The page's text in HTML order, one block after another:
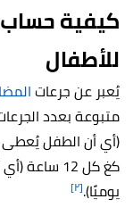
كيفية
للأطفال
يُعبر عن جرعات
كغ كل 12
يوميًا).[٢]